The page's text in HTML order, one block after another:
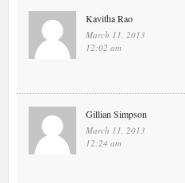
Kavitha Rao
March 11, 2013
12:02 am
Gillian Simpson
March 11, 2013
12:24 am